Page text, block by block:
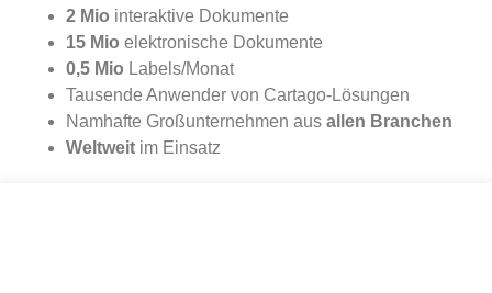
2 Mio interaktive Dokumente
15 Mio elektronische Dokumente
0,5 Mio Labels/Monat
Tausende Anwender von Cartago-Lösungen
Namhafte Großunternehmen aus allen Branchen
Weltweit im Einsatz